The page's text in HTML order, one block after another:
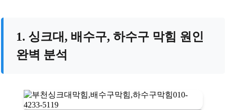
1. 싱크대, 배수구, 하수구 막힘 원인
완벽 분석